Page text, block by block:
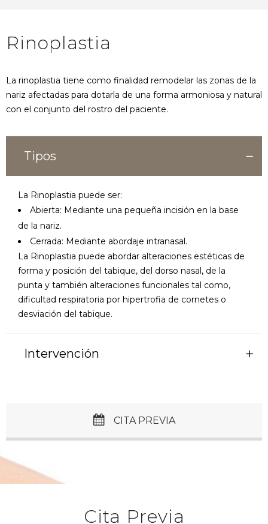
Rinoplastia
La rinoplastia tiene como finalidad remodelar las zonas de la
nariz afectadas para dotarla de una forma armoniosa y natural
con el conjunto del rostro del paciente.
Tipos
La Rinoplastia puede ser:
Abierta: Mediante una pequeña incisión en la base
de la nariz.
Cerrada: Mediante abordaje intranasal.
La Rinoplastia puede abordar alteraciones estéticas de
forma y posición del tabique, del dorso nasal, de la
punta y también alteraciones funcionales tal como,
dificultad respiratoria por hipertrofia de cornetes o
desviación del tabique.
Intervención
CITA PREVIA
Cita Previa